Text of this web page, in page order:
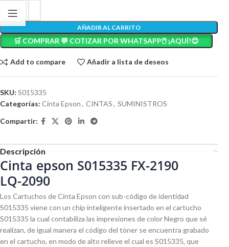
AÑADIR AL CARRITO
🛒 COMPRAR 💬 COTIZAR POR WHATSAPP🖱️ ¡AQUÍ!😊
Add to compare Añadir a lista de deseos
SKU: S015335
Categorías: Cinta Epson, CINTAS, SUMINISTROS
Compartir:
Descripción
Cinta epson S015335 FX-2190
LQ-2090
Los Cartuchos de Cinta Epson con sub-código de identidad
S015335 viene con un chip inteligente insertado en el cartucho
S015335 la cual contabiliza las impresiones de color Negro que sé
realizan, de igual manera el código del tóner se encuentra grabado
en el cartucho, en modo de alto relieve el cual es S015335, que